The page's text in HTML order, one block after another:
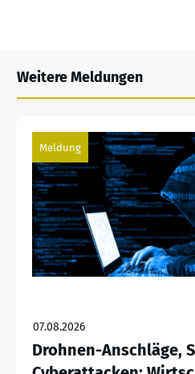
Weitere Meldungen
Meldung
07.08.2026
Drohnen-Anschläge,